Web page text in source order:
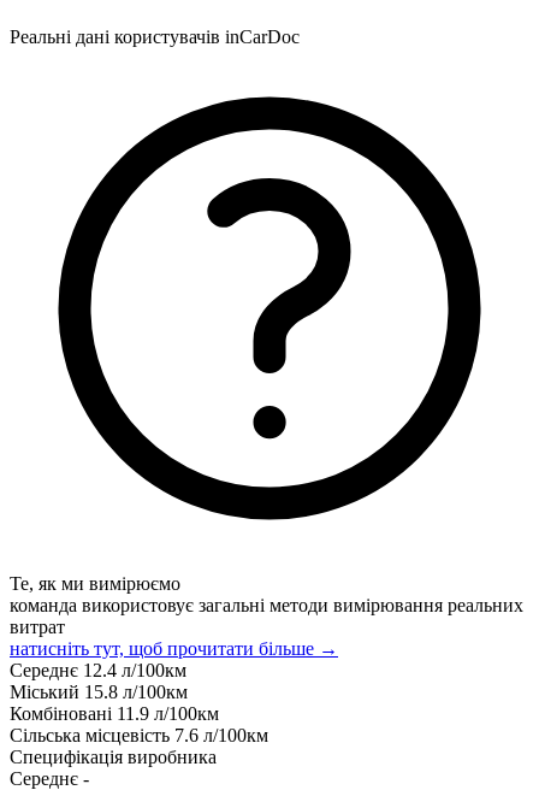
Реальні дані користувачів inCarDoc
Те, як ми вимірюємо
команда використовує загальні методи вимірювання реальних
витрат
натисніть тут, щоб прочитати більше →
Середнє 12.4 л/100км
Міський 15.8 л/100км
Комбіновані 11.9 л/100км
Сільська місцевість 7.6 л/100км
Специфікація виробника
Середнє -